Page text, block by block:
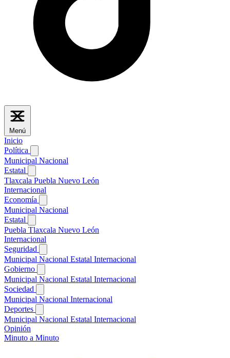
Menú
Inicio
Política
Municipal Nacional
Estatal
Tlaxcala Puebla Nuevo León
Internacional
Economía
Municipal Nacional
Estatal
Puebla Tlaxcala Nuevo León
Internacional
Seguridad
Municipal Nacional Estatal Internacional
Gobierno
Municipal Nacional Estatal Internacional
Sociedad
Municipal Nacional Internacional
Deportes
Municipal Nacional Estatal Internacional
Opinión
Minuto a Minuto